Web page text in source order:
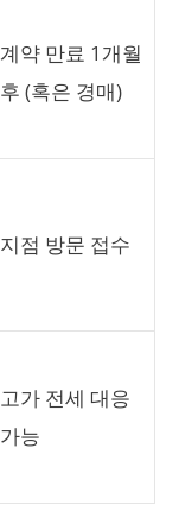
계약 만료 1개월
후 (혹은 경매)
지점 방문 접수
고가 전세 대응
가능